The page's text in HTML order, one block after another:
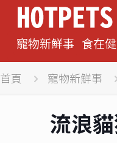
寵物新鮮事 食在
首頁 寵物新鮮事
流浪